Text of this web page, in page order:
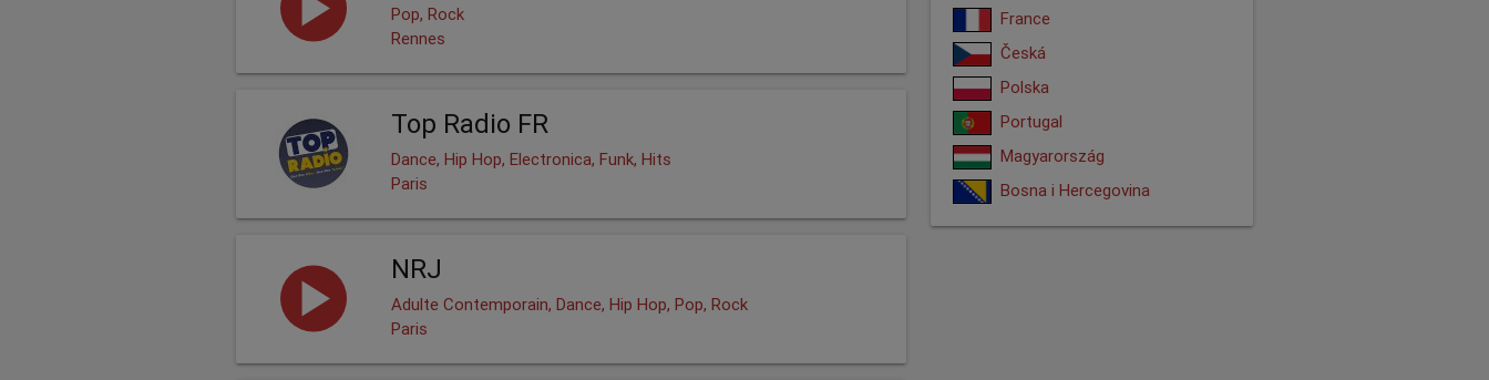
Pop, Rock
Rennes
Top Radio FR
Dance, Hip Hop, Electronica, Funk, Hits
Paris
NRJ
Adulte Contemporain, Dance, Hip Hop, Pop, Rock
Paris
France
Česká
Polska
Portugal
Magyarország
Bosna i Hercegovina